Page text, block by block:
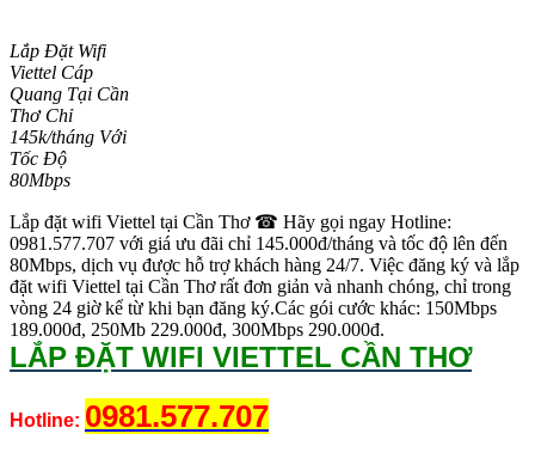
Lắp Đặt Wifi
Viettel Cáp
Quang Tại Cần
Thơ Chỉ
145k/tháng Với
Tốc Độ
80Mbps
Lắp đặt wifi Viettel tại Cần Thơ ☎ Hãy gọi ngay Hotline:
0981.577.707 với giá ưu đãi chỉ 145.000đ/tháng và tốc độ lên đến
80Mbps, dịch vụ được hỗ trợ khách hàng 24/7. Việc đăng ký và lắp
đặt wifi Viettel tại Cần Thơ rất đơn giản và nhanh chóng, chỉ trong
vòng 24 giờ kể từ khi bạn đăng ký.Các gói cước khác: 150Mbps
189.000đ, 250Mb 229.000đ, 300Mbps 290.000đ.
LẮP ĐẶT WIFI VIETTEL CẦN THƠ
Hotline: 0981.577.707